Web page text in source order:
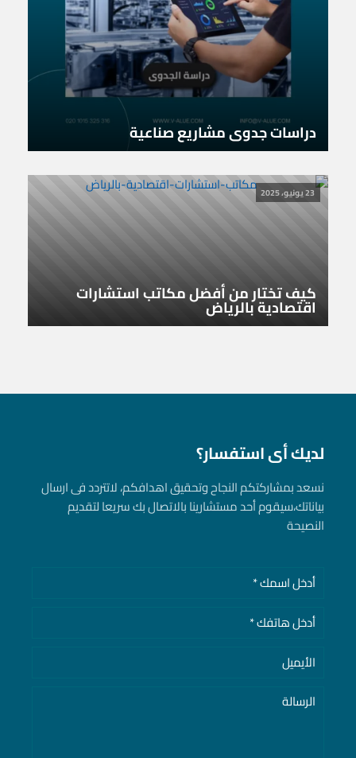
دراسات جدوى مشاريع صناعية
23 يونيو، 2025
كيف تختار من أفضل مكاتب استشارات
اقتصادية بالرياض
لديك أى استفسار؟
نسعد بمشاركتكم النجاح وتحقيق اهدافكم، لاتتردد فى ارسال
بياناتك، سيقوم أحد مستشارينا بالاتصال بك سريعا لتقديم
النصيحة